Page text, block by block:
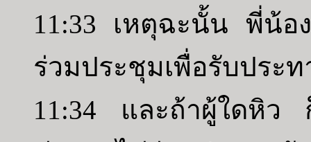
11:33 เหตุฉะนั้น พี่น้อ
ร่วมประชุมเพื่อรับประ
11:34 และถ้าผู้ใดหิว